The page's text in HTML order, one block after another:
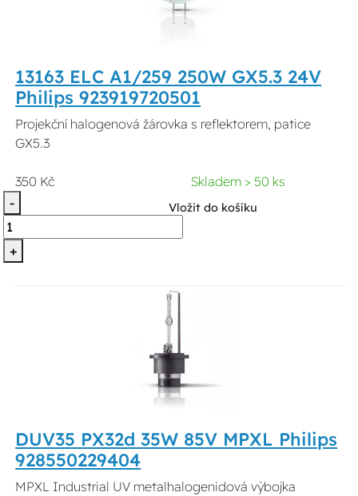
13163 ELC A1/259 250W GX5.3 24V
Philips 923919720501
Projekční halogenová žárovka s reflektorem, patice
GX5.3
350 Kč
Skladem > 50 ks
-
+
Vložit do košíku
DUV35 PX32d 35W 85V MPXL Philips
928550229404
MPXL Industrial UV metalhalogenidová výbojka